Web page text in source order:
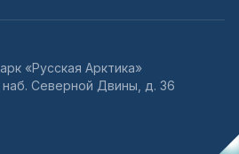
«Русская Арктика»
наб. Северной Двины, д. 36